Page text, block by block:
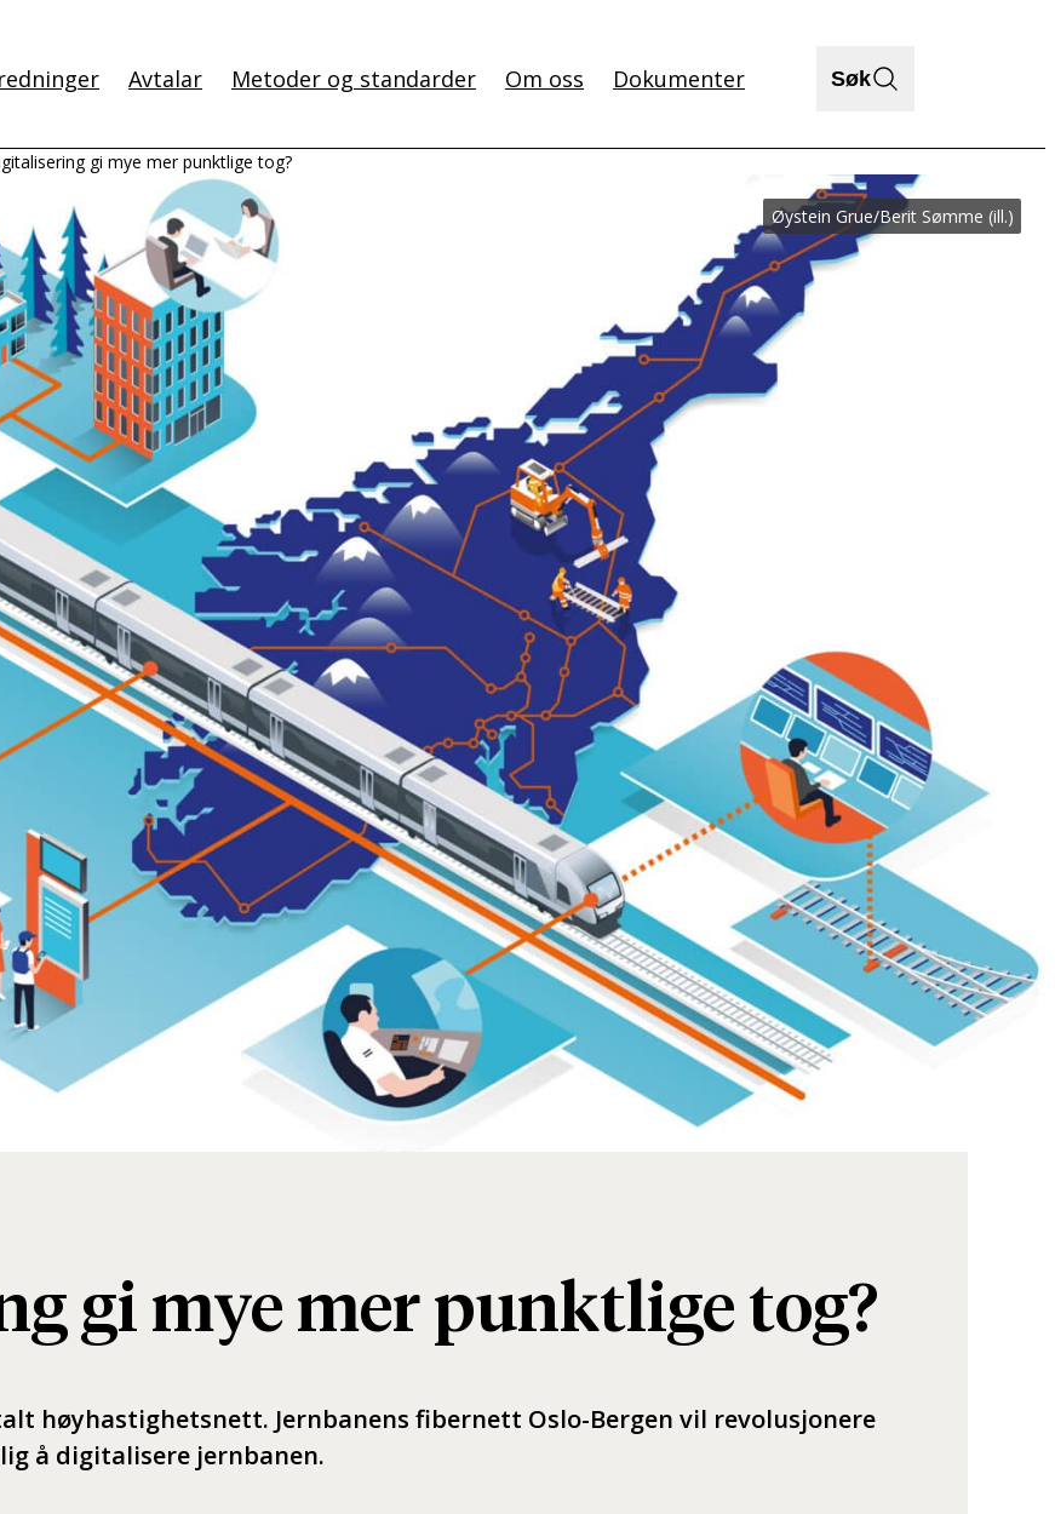
Avtalar Metoder og standarder Om oss Dokumenter Søk
gi mye mer punktlige tog?
gi mye mer punktlige tog?
høyhastighetsnett. Jernbanens fibernett Oslo-Bergen vil revolusjonere
å digitalisere jernbanen.
Øystein Grue/Berit Sømme (ill.)